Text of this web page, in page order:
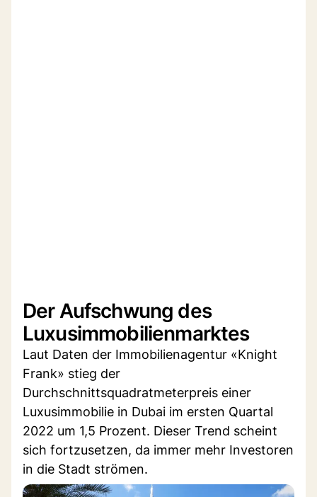
Der Aufschwung des
Luxusimmobilienmarktes
Laut Daten der Immobilienagentur «Knight
Frank» stieg der
Durchschnittsquadratmeterpreis einer
Luxusimmobilie in Dubai im ersten Quartal
2022 um 1,5 Prozent. Dieser Trend scheint
sich fortzusetzen, da immer mehr Investoren
in die Stadt strömen.